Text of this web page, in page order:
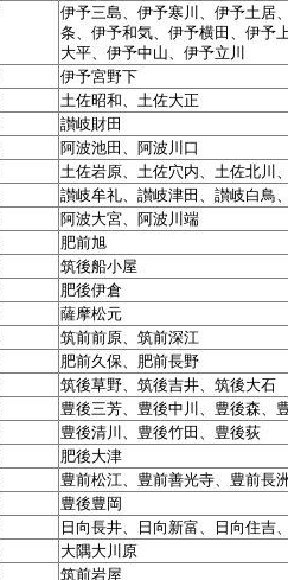
伊予三島、伊予寒川、伊予土居
条、伊予和気、伊予横田、伊予
大平、伊予中山、伊予立川
伊予宮野下
土佐昭和、土佐大正
讃岐財田
阿波池田、阿波川口
土佐岩原、土佐穴内、土佐北川
讃岐牟礼、讃岐津田、讃岐白鳥
阿波大宮、阿波川端
肥前旭
筑後船小屋
肥後伊倉
薩摩松元
筑前前原、筑前深江
肥前久保、肥前長野
筑後草野、筑後吉井、筑後大石
豊後三芳、豊後中川、豊後森、
豊後清川、豊後竹田、豊後荻
肥後大津
豊前松江、豊前善光寺、豊前長
豊後豊岡
日向長井、日向新富、日向住吉
大隅大川原
筑前岩屋